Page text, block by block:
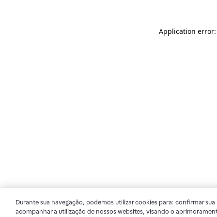
Application
Durante sua navegação, podemos utilizar cookies para: confirmar
acompanhar a utilização de nossos websites, visando o